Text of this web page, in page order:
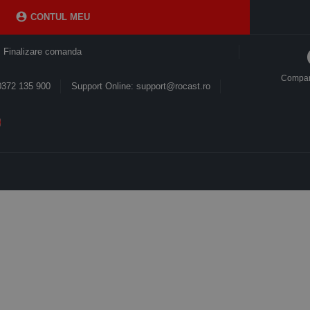
 CONTUL MEU
Finalizare comanda
Support Online: support@rocast.ro
135 900